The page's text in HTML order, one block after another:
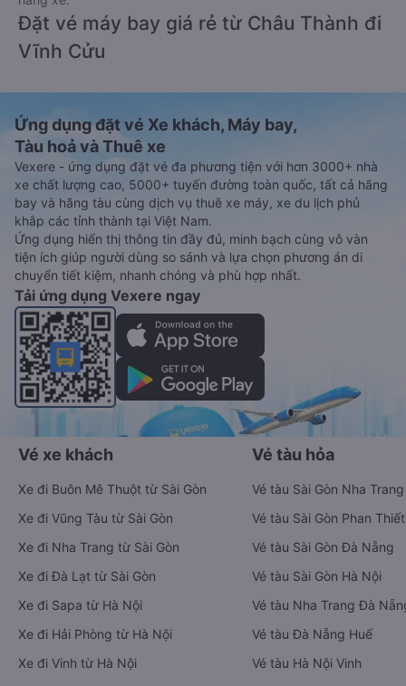
Đặt vé máy bay giá rẻ từ Châu Thành đi
Vĩnh Cửu
Ứng dụng đặt vé Xe khách, Máy bay,
Tàu hoả và Thuê xe
Vexere - ứng dụng đặt vé đa phương tiện với hơn 3000+ nhà
xe chất lượng cao, 5000+ tuyến đường toàn quốc, tất cả hãng
bay và hãng tàu cùng dịch vụ thuê xe máy, xe du lịch phủ
khắp các tỉnh thành tại Việt Nam.
Ứng dụng hiển thị thông tin đầy đủ, minh bạch cùng vô vàn
tiện ích giúp người dùng so sánh và lựa chọn phương án di
chuyển tiết kiệm, nhanh chóng và phù hợp nhất.
Tải ứng dụng Vexere ngay
Vé xe khách
Xe đi Buôn Mê Thuột từ Sài Gòn
Xe đi Vũng Tàu từ Sài Gòn
Xe đi Nha Trang từ Sài Gòn
Xe đi Đà Lạt từ Sài Gòn
Xe đi Sapa từ Hà Nội
Xe đi Hải Phòng từ Hà Nội
Xe đi Vinh từ Hà Nội
Vé tàu hỏa
Vé tàu Sài Gòn Nha Trang
Vé tàu Sài Gòn Phan Thiết
Vé tàu Sài Gòn Đà Nẵng
Vé tàu Sài Gòn Hà Nội
Vé tàu Nha Trang Đà
Vé tàu Đà Nẵng Huế
Vé tàu Hà Nội Vinh